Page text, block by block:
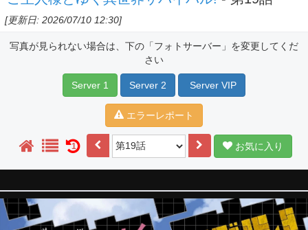
[更新日: 2026/07/10 12:30]
写真が見られない場合は、下の「フォトサーバー」を変更してくだ
さい
Server 1 Server 2 Server VIP
エラーレポート
1 お気に入り